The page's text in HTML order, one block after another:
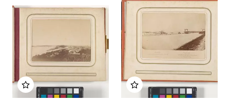
Zu meinem Album hinzufügenZu meinem Album